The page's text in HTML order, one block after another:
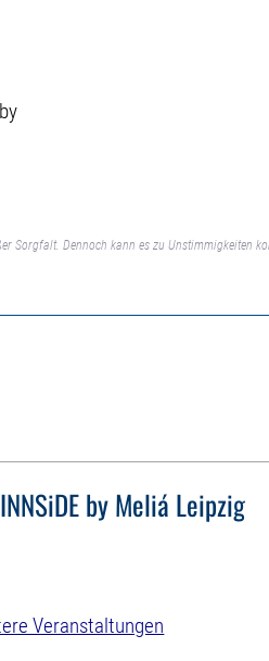
Sorgfalt. Dennoch kann es zu Unstimmigkeiten
INNSiDE by Meliá Leipzig
Veranstaltungen